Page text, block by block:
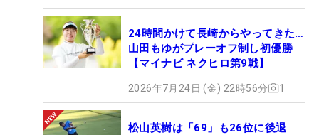
24時間かけて長崎からやってきた…
山田もゆがプレーオフ制し初優勝
【マイナビ ネクヒロ第9戦】
2026年7月24日 (金) 22時56分 1
松山英樹は「69」も26位に後退